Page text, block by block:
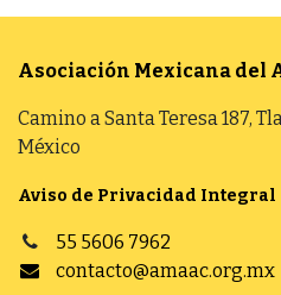
Asociación Mexicana del
Camino a Santa Teresa 187,
México
Aviso de Privacidad Integral
55 5606 7962
contacto@amaac.org.mx